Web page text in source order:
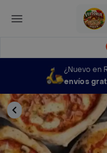
¿Nuevo en
envíos